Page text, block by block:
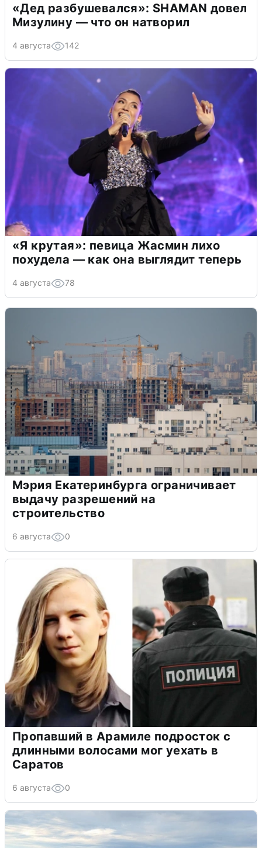
«Дед разбушевался»: SHAMAN довел
Мизулину — что он натворил
4 августа 142
«Я крутая»: певица Жасмин лихо
похудела — как она выглядит теперь
4 августа 78
Мэрия Екатеринбурга ограничивает
выдачу разрешений на
строительство
6 августа 0
Пропавший в Арамиле подросток с
длинными волосами мог уехать в
Саратов
6 августа 0